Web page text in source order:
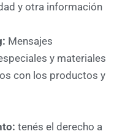
y otra información
Mensajes
y materiales
con los productos y
tenés el derecho a